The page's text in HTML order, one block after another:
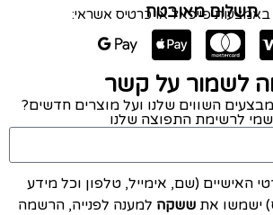
תשלום מאובטח
באמצעות פייפאל או כרטיס אשראי:
לשמור על קשר
השווים שלנו ועל מוצרים חדשים?
לרשימת התפוצה שלנו
האישיים (שם, אימייל, טלפון וכל מידע
ישמשו את ששקה למענה לפנייה, הרשמה